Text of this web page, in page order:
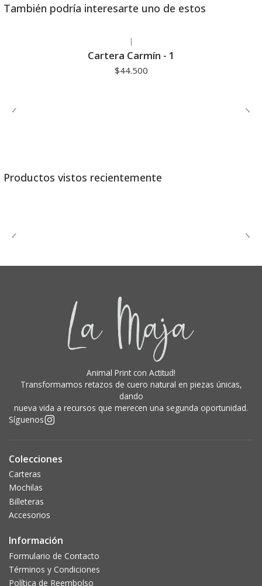
También podría interesarte uno de estos
|
Cartera Carmín - 1
$44.500
Productos vistos recientemente
Animal Print con Actitud!
Transformamos retazos de cuero natural en piezas únicas,
dando
nueva vida a recursos que merecen una segunda oportunidad.
Síguenos
Colecciones
Carteras
Mochilas
Billeteras
Accesorios
Información
Formulario de Contacto
Términos y Condiciones
Política de Reembolso